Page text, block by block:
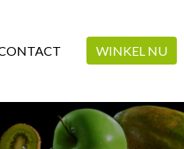
WINKEL NU